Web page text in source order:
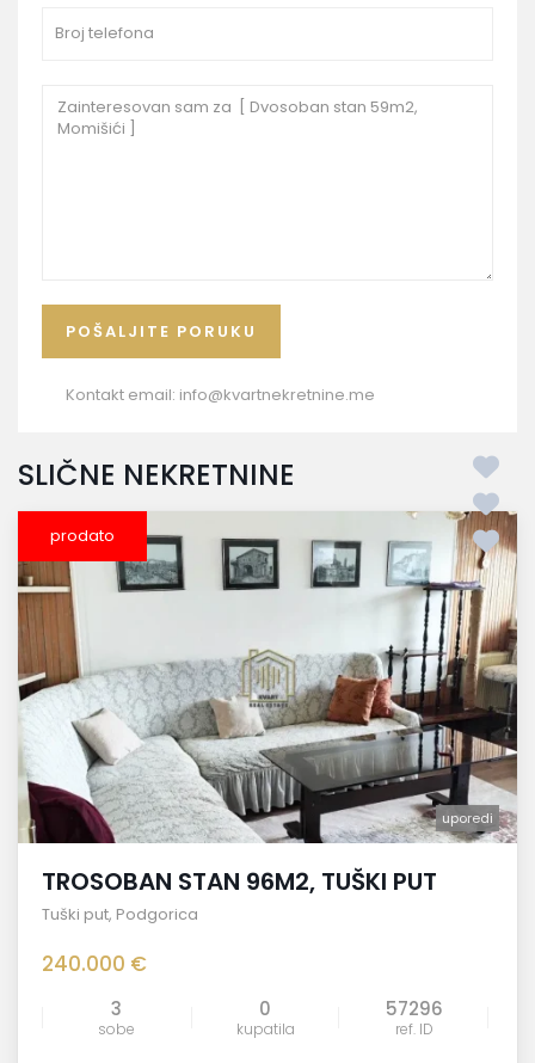
Kontakt email: info@kvartnekretnine.me
SLIČNE NEKRETNINE
prodato
uporedi
TROSOBAN STAN 96M2, TUŠKI PUT
Tuški put, Podgorica
240.000 €
3
sobe
0
kupatila
57296
ref. ID